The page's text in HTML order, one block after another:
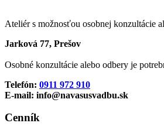
Ateliér s možnosťou osobnej konzultácie
Jarková 77, Prešov
Osobné konzultácie alebo odbery je
Telefón: 0911 972 910
E-mail: info@navasusvadbu.sk
Cenník